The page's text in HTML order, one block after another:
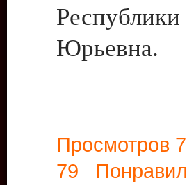
Юрьевна.
Просмотров
79